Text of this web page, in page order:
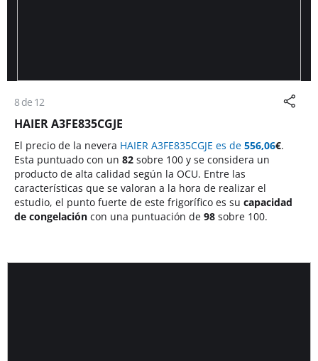
8 de 12
HAIER A3FE835CGJE
El precio de la nevera HAIER A3FE835CGJE es de 556,06€.
Esta puntuado con un 82 sobre 100 y se considera un
producto de alta calidad según la OCU. Entre las
características que se valoran a la hora de realizar el
estudio, el punto fuerte de este frigorífico es su capacidad
de congelación con una puntuación de 98 sobre 100.